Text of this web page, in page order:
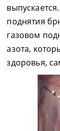
поднятия
газовом
азота,
здоровья,